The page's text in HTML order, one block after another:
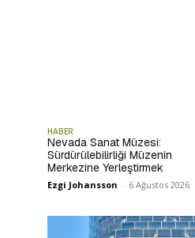
HABER
Nevada Sanat Müzesi:
Sürdürülebilirliği Müzenin
Merkezine Yerleştirmek
Ezgi Johansson - 6 Ağustos 2026